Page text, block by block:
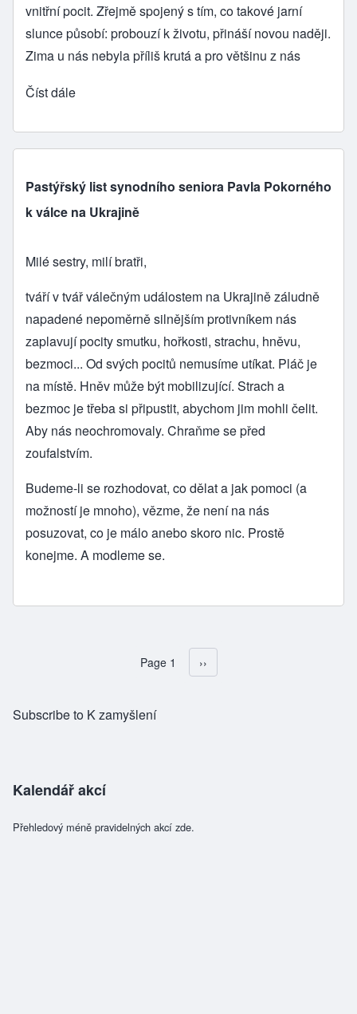
vnitřní pocit. Zřejmě spojený s tím, co takové jarní
slunce působí: probouzí k životu, přináší novou naději.
Zima u nás nebyla příliš krutá a pro většinu z nás
Číst dále
Pastýřský list synodního seniora Pavla Pokorného
k válce na Ukrajině
Milé sestry, milí bratři,
tváří v tvář válečným událostem na Ukrajině záludně
napadené nepoměrně silnějším protivníkem nás
zaplavují pocity smutku, hořkosti, strachu, hněvu,
bezmoci... Od svých pocitů nemusíme utíkat. Pláč je
na místě. Hněv může být mobilizující. Strach a
bezmoc je třeba si připustit, abychom jim mohli čelit.
Aby nás neochromovaly. Chraňme se před
zoufalstvím.
Budeme-li se rozhodovat, co dělat a jak pomoci (a
možností je mnoho), vězme, že není na nás
posuzovat, co je málo anebo skoro nic. Prostě
konejme. A modleme se.
Pagination
Page 1 Následující stránka
››
Subscribe to K zamyšlení
Kalendář akcí
Přehledový méně pravidelných akcí zde.